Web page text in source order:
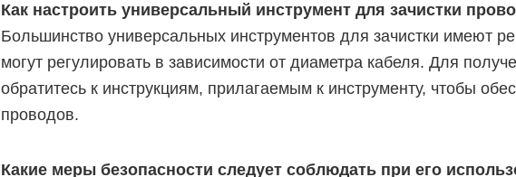
Как настроить универсальный инструмент для зачистки
Большинство универсальных инструментов для зачистки имеют
могут регулировать в зависимости от диаметра кабеля. Для
обратитесь к инструкциям, прилагаемым к инструменту, чтобы
проводов.
Какие меры безопасности следует соблюдать при его